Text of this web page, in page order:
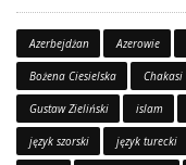
Azerbejdżan Azerowie
Bożena Ciesielska Chakasi
Gustaw Zieliński islam
język szorski język turecki